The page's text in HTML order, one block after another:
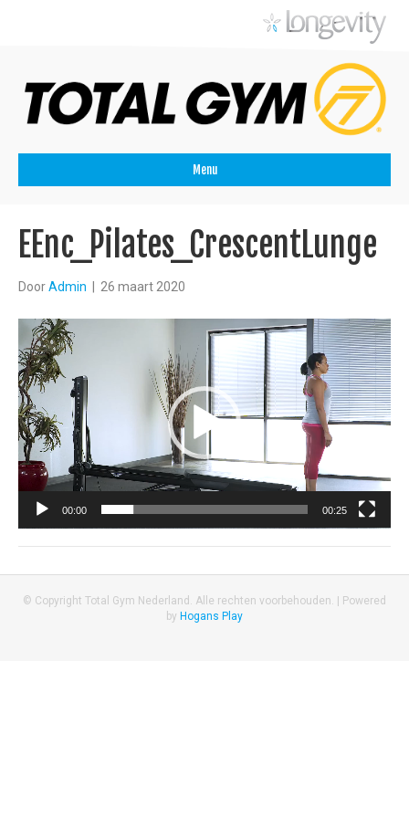
Menu
EEnc_Pilates_CrescentLunge
DoorAdmin 26 maart 2020
Videospeler
00:00 00:25
© Copyright Total Gym Nederland. Alle rechten voorbehouden. |
Powered
by Hogans Play